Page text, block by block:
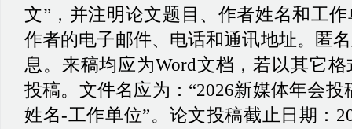
文” ，并注明论文题目、作者姓名和工
作者的电子邮件、电话和通讯地址。匿名
息。来稿均应为Word文档，若以其它格
投稿。文件名应为 ： “2026新媒体年会投
姓名-工作单位”。论文投稿截止日期 ：